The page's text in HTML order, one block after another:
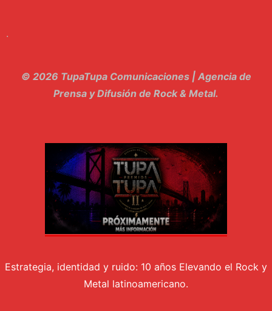
12. dolor - Piel
15. Pachakuti - Pleia
16. Demuestro Mi Fe - Epidemia Rapcore
17. Kamikaze - La Pvta Electrica
.
© 2026 TupaTupa Comunicaciones | Agencia de
Prensa y Difusión de Rock & Metal.
Estrategia, identidad y ruido: 10 años Elevando el Rock y
Metal latinoamericano.